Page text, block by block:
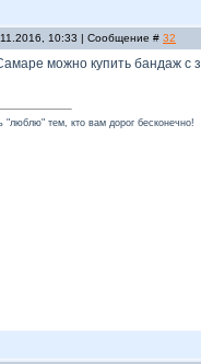
10:33 | Сообщение # 32
можно купить бандаж с
"люблю" тем, кто вам дорог бесконечно!